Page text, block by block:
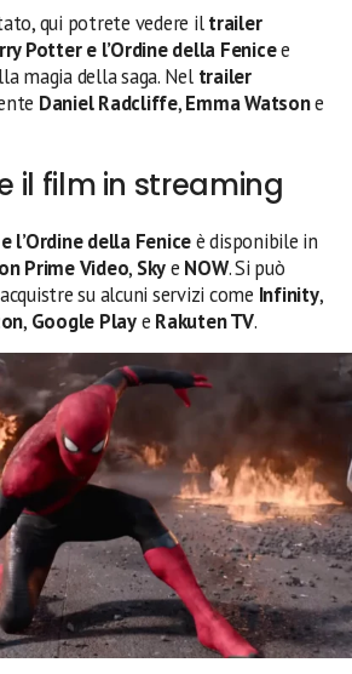
qui potrete vedere iltrailer
Potter e l’Ordine della Fenicee
magia della saga. Nel trailer
Daniel Radcliffe,Emma Watsone
il film in streaming
l’Ordine della Feniceè disponibile in
Prime Video, Skye NOW. Si può
su alcuni servizi come Infinity,
, Google Playe Rakuten TV.